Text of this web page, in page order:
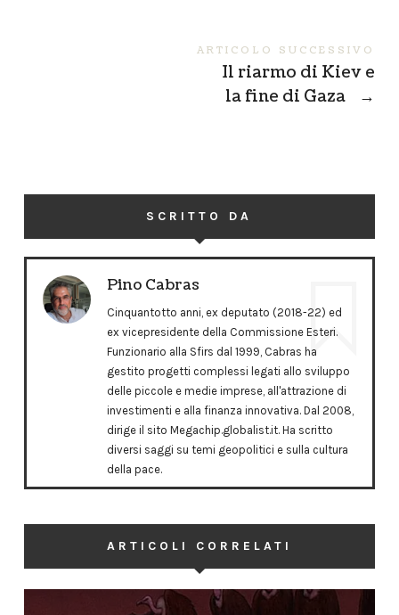
ARTICOLO SUCCESSIVO
Il riarmo di Kiev e
la fine di Gaza
→
SCRITTO DA
Pino Cabras
Cinquantotto anni, ex deputato (2018-22) ed
ex vicepresidente della Commissione Esteri.
Funzionario alla Sfirs dal 1999, Cabras ha
gestito progetti complessi legati allo sviluppo
delle piccole e medie imprese, all'attrazione di
investimenti e alla finanza innovativa. Dal 2008,
dirige il sito Megachip.globalist.it. Ha scritto
diversi saggi su temi geopolitici e sulla cultura
della pace.
ARTICOLI CORRELATI